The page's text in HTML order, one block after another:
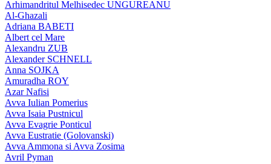
Arhimandritul Melhisedec UNGUREANU
Al-Ghazali
Adriana BABETI
Albert cel Mare
Alexandru ZUB
Alexander SCHNELL
Anna SOJKA
Amuradha ROY
Azar Nafisi
Avva Iulian Pomerius
Avva Isaia Pustnicul
Avva Evagrie Ponticul
Avva Eustratie (Golovanski)
Avva Ammona si Avva Zosima
Avril Pyman